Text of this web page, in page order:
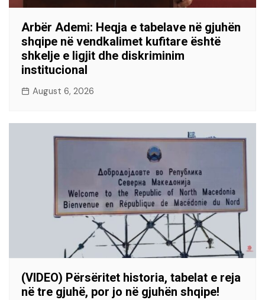
Arbër Ademi: Heqja e tabelave në gjuhën
shqipe në vendkalimet kufitare është
shkelje e ligjit dhe diskriminim
institucional
August 6, 2026
(VIDEO) Përsëritet historia, tabelat e reja
në tre gjuhë, por jo në gjuhën shqipe!